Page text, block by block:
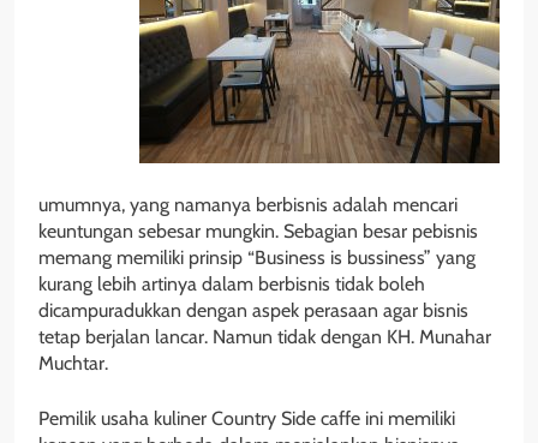
umumnya, yang namanya berbisnis adalah mencari
keuntungan sebesar mungkin. Sebagian besar pebisnis
memang memiliki prinsip “Business is bussiness” yang
kurang lebih artinya dalam berbisnis tidak boleh
dicampuradukkan dengan aspek perasaan agar bisnis
tetap berjalan lancar. Namun tidak dengan KH. Munahar
Muchtar.
Pemilik usaha kuliner Country Side caffe ini memiliki